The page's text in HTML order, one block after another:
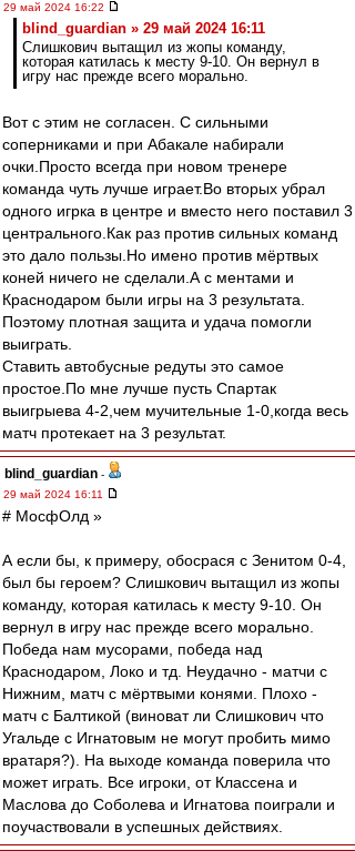
29 май 2024 16:22
blind_guardian » 29 май 2024 16:11
Слишкович вытащил из жопы команду,
которая катилась к месту 9-10. Он вернул в
игру нас прежде всего морально.
Вот с этим не согласен. С сильными
соперниками и при Абакале набирали
очки.Просто всегда при новом тренере
команда чуть лучше играет.Во вторых убрал
одного игрка в центре и вместо него поставил 3
центрального.Как раз против сильных команд
это дало пользы.Но имено против мёртвых
коней ничего не сделали.А с ментами и
Краснодаром были игры на 3 результата.
Поэтому плотная защита и удача помогли
выиграть.
Ставить автобусные редуты это самое
простое.По мне лучше пусть Спартак
выигрыева 4-2,чем мучительные 1-0,когда весь
матч протекает на 3 результат.
blind_guardian -
29 май 2024 16:11
# МосфОлд »
А если бы, к примеру, обосрася с Зенитом 0-4,
был бы героем? Слишкович вытащил из жопы
команду, которая катилась к месту 9-10. Он
вернул в игру нас прежде всего морально.
Победа нам мусорами, победа над
Краснодаром, Локо и тд. Неудачно - матчи с
Нижним, матч с мёртвыми конями. Плохо -
матч с Балтикой (виноват ли Слишкович что
Угальде с Игнатовым не могут пробить мимо
вратаря?). На выходе команда поверила что
может играть. Все игроки, от Классена и
Маслова до Соболева и Игнатова поиграли и
поучаствовали в успешных действиях.